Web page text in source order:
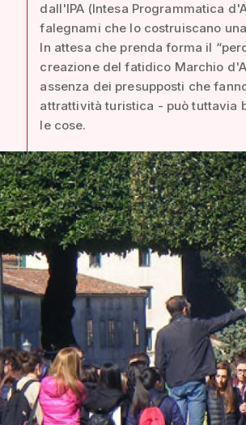
dall'IPA (Intesa Programmatica
falegnami che lo costruiscano
In attesa che prenda forma il
creazione del fatidico Marchio
assenza dei presupposti che
attrattività turistica - può tuttavia
le cose.